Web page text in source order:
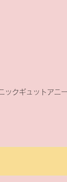
ックギュットアニ